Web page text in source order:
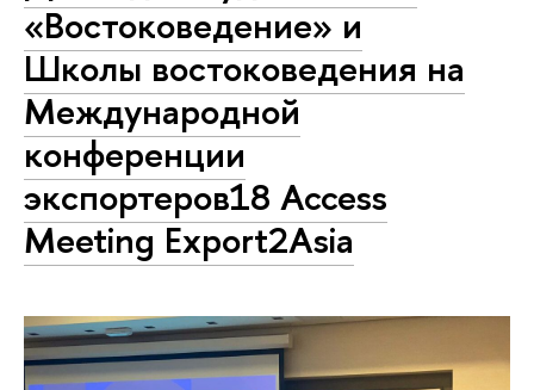
«Востоковедение» и
Школы востоковедения на
Международной
конференции
экспортеров18 Access
Meeting Export2Asia